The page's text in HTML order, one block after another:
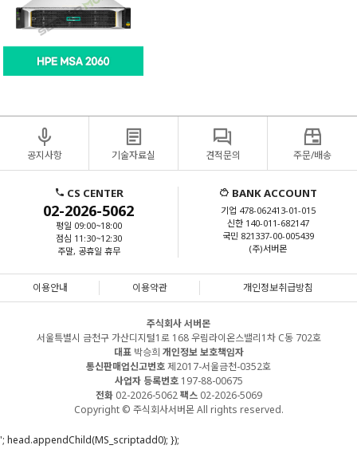
공지사항 기술자료실 견적문의 주문/배송
CS CENTER
02-2026-5062
평일 09:00~18:00
점심 11:30~12:30
주말, 공휴일 휴무
BANK ACCOUNT
기업 478-062413-01-015
신한 140-011-682147
국민 821337-00-005439
(주)서버몬
이용안내 이용약관 개인정보취급방침
주식회사 서버몬
서울특별시 금천구 가산디지털1로 168 우림라이온스밸리1차 C동 702호
대표박승희 개인정보 보호책임자
통신판매업신고번호제2017-서울금천-0352호
사업자 등록번호197-88-00675
전화02-2026-5062팩스02-2026-5069
Copyright © 주식회사서버몬 All rights reserved.
'; head.appendChild(MS_scriptadd0); });